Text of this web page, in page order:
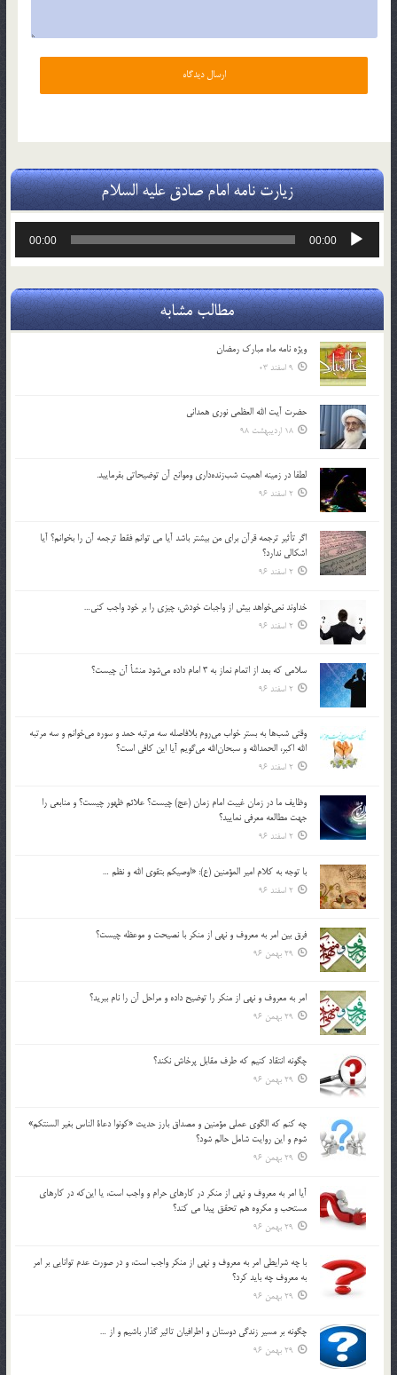
زیارت نامه امام صادق علیه السلام
پخش‌کننده
00:00
00:00
مطالب مشابه
ویژه نامه ماه مبارک رمضان
9 اسفند 03
حضرت آیت الله العظمی نوری همدانی
18 اردیبهشت 98
لطفا در زمينه اهميت شب‌زنده‌داري وموانع آن توضيحاتي بفرماييد.
2 اسفند 96
اگر تأثير ترجمه قرآن براي من بيشتر باشد آيا مي توانم فقط ترجمه آن را بخوانم؟ آيا
اشكالي ندارد؟
2 اسفند 96
خداوند نمي‌خواهد بيش از واجبات خودش، چيزي را بر خود واجب كني…
2 اسفند 96
سلامي كه بعد از اتمام نماز به 3 امام داده مي‌شود منشأ آن چيست؟
2 اسفند 96
وقتي شب‌ها به بستر خواب مي‌روم بلافاصله سه مرتبه حمد و سوره مي‌خوانم و سه مرتبه
الله اكبر، الحمدالله و سبحان‌الله مي‌گويم آيا اين كافي است؟
2 اسفند 96
وظايف ما در زمان غيبت امام زمان (عج) چيست؟ علائم ظهور چيست؟ و منابعي را
جهت مطالعه معرفي نماييد؟
2 اسفند 96
با توجه به كلام امير المؤمنين (ع): «اوصيكم بتقوي الله و نظم …
2 اسفند 96
فرق بين امر به معروف و نهي از منكر با نصيحت و موعظه چيست؟
29 بهمن 96
امر به معروف و نهي از منكر را توضيح داده و مراحل آن را نام ببريد؟
29 بهمن 96
چگونه انتقاد كنيم كه طرف مقابل پرخاش نكند؟
29 بهمن 96
چه كنم كه الگوي عملي مؤمنين و مصداق بارز حديث «كونوا دعاة الناس بغير السنتكم»
شوم و اين روايت شامل حالم شود؟
29 بهمن 96
آيا امر به معروف و نهي از منكر در كارهاي حرام و واجب است، يا اين‌كه در كارهاي
مستحب و مكروه هم تحقق پيدا مي كند؟
29 بهمن 96
با چه شرايطي امر به معروف و نهي از منکر واجب است، و در صورت عدم توانايي بر امر
به معروف چه بايد کرد؟
29 بهمن 96
چگونه بر مسير زندگي دوستان و اطرافيان تاثير گذار باشيم و از …
29 بهمن 96